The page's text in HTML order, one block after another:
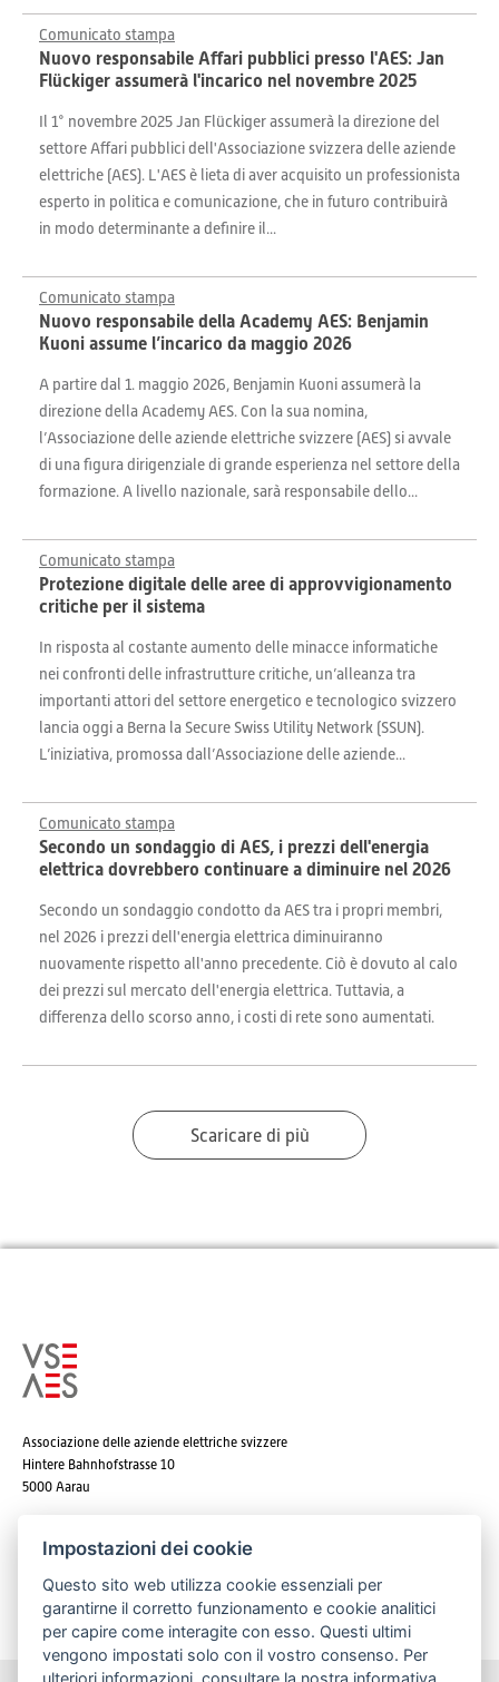
Comunicato stampa
Nuovo responsabile Affari pubblici presso l'AES: Jan
Flückiger assumerà l'incarico nel novembre 2025
Il 1° novembre 2025 Jan Flückiger assumerà la direzione del
settore Affari pubblici dell'Associazione svizzera delle aziende
elettriche (AES). L'AES è lieta di aver acquisito un professionista
esperto in politica e comunicazione, che in futuro contribuirà
in modo determinante a definire il...
Comunicato stampa
Nuovo responsabile della Academy AES: Benjamin
Kuoni assume l’incarico da maggio 2026
A partire dal 1. maggio 2026, Benjamin Kuoni assumerà la
direzione della Academy AES. Con la sua nomina,
l’Associazione delle aziende elettriche svizzere (AES) si avvale
di una figura dirigenziale di grande esperienza nel settore della
formazione. A livello nazionale, sarà responsabile dello...
Comunicato stampa
Protezione digitale delle aree di approvvigionamento
critiche per il sistema
In risposta al costante aumento delle minacce informatiche
nei confronti delle infrastrutture critiche, un’alleanza tra
importanti attori del settore energetico e tecnologico svizzero
lancia oggi a Berna la Secure Swiss Utility Network (SSUN).
L’iniziativa, promossa dall’Associazione delle aziende...
Comunicato stampa
Secondo un sondaggio di AES, i prezzi dell'energia
elettrica dovrebbero continuare a diminuire nel 2026
Secondo un sondaggio condotto da AES tra i propri membri,
nel 2026 i prezzi dell'energia elettrica diminuiranno
nuovamente rispetto all'anno precedente. Ciò è dovuto al calo
dei prezzi sul mercato dell'energia elettrica. Tuttavia, a
differenza dello scorso anno, i costi di rete sono aumentati.
Scaricare di più
Associazione delle aziende elettriche svizzere
Hintere Bahnhofstrasse 10
5000 Aarau
E-mail: info@strom.ch
Impostazioni dei cookie
Questo sito web utilizza cookie essenziali per
garantirne il corretto funzionamento e cookie analitici
per capire come interagite con esso. Questi ultimi
vengono impostati solo con il vostro consenso. Per
ulteriori informazioni, consultare la nostra informativa